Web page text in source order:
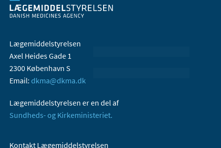
Lægemiddelstyrelsen
Axel Heides Gade 1
2300 København S
Email: dkma@dkma.dk
Lægemiddelstyrelsen er en del af
Sundheds- og Kirkeministeriet.
Kontakt Lægemiddelstyrelsen